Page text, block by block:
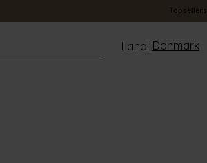
Topsellers
Danmark
Land: